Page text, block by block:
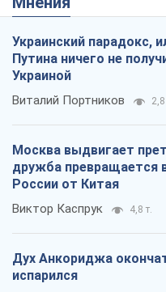
Украинский парадокс,
Путина ничего не
Украиной
Виталий Портников 2,8
Москва выдвигает
дружба превращается
России от Китая
Виктор Каспрук 4,8 т.
Дух Анкориджа
испарился